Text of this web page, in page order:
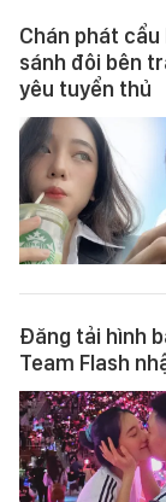
Chán phát cẩu
sánh đôi bên
yêu tuyển thủ
Đăng tải hình
Team Flash